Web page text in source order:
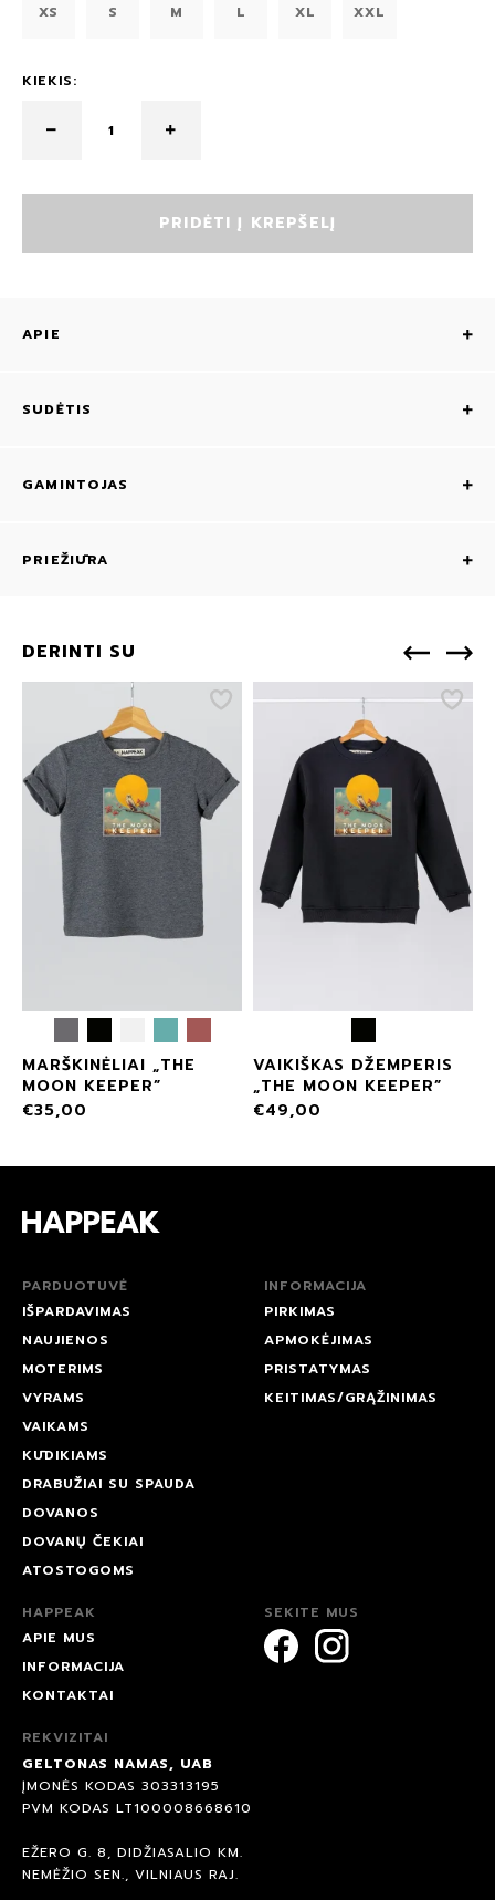
XS S M L XL XXL
KIEKIS:
PRIDĖTI Į KREPŠELĮ
APIE
SUDĖTIS
GAMINTOJAS
PRIEŽIŪRA
DERINTI SU
MARŠKINĖLIAI „THE
MOON KEEPER”
€35,00
VAIKIŠKAS DŽEMPERIS
„THE MOON KEEPER”
€49,00
PARDUOTUVĖ
IŠPARDAVIMAS
NAUJIENOS
MOTERIMS
VYRAMS
VAIKAMS
KŪDIKIAMS
DRABUŽIAI SU SPAUDA
DOVANOS
DOVANŲ ČEKIAI
ATOSTOGOMS
INFORMACIJA
PIRKIMAS
APMOKĖJIMAS
PRISTATYMAS
KEITIMAS/GRĄŽINIMAS
HAPPEAK
APIE MUS
INFORMACIJA
KONTAKTAI
SEKITE MUS
REKVIZITAI
GELTONAS NAMAS, UAB
ĮMONĖS KODAS 303313195
PVM KODAS LT100008668610
EŽERO G. 8, DIDŽIASALIO KM.
NEMĖŽIO SEN., VILNIAUS RAJ.